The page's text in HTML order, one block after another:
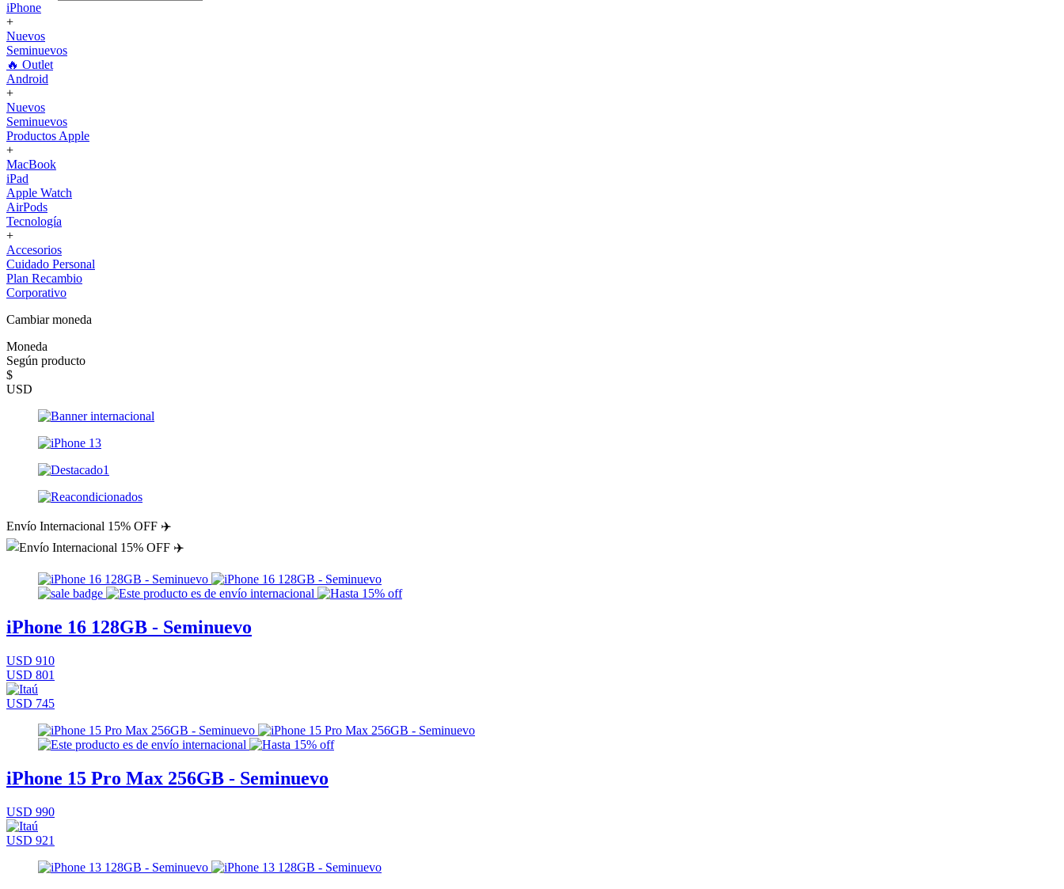
iPhone
+
Nuevos
Seminuevos
🔥 Outlet
Android
+
Nuevos
Seminuevos
Productos Apple
+
MacBook
iPad
Apple Watch
AirPods
Tecnología
+
Accesorios
Cuidado Personal
Plan Recambio
Corporativo
Cambiar moneda
Moneda
Según producto
$
USD
Envío Internacional 15% OFF ✈️
iPhone 16 128GB - Seminuevo
USD 910
USD 801
USD 745
iPhone 15 Pro Max 256GB - Seminuevo
USD 990
USD 921